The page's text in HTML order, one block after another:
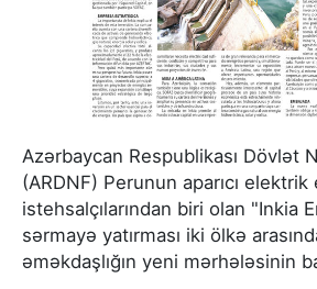
Azərbaycan Respublikası Dövlət
(ARDNF) Perunun aparıcı elektrik
istehsalçılarından biri olan "Inkia
sərmayə yatırması iki ölkə
əməkdaşlığın yeni mərhələsinin